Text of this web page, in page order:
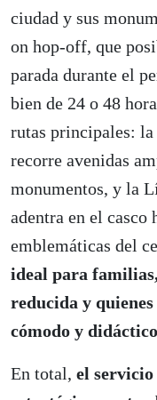
ciudad y sus
on hop-off, que
parada durante el
bien de 24 o 48
rutas principales:
recorre avenidas
monumentos, y la
adentra en el
emblemáticas del
ideal para
reducida y
cómodo y
En total, el servicio